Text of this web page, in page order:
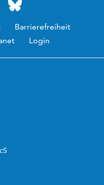
Barrierefreiheit
Login